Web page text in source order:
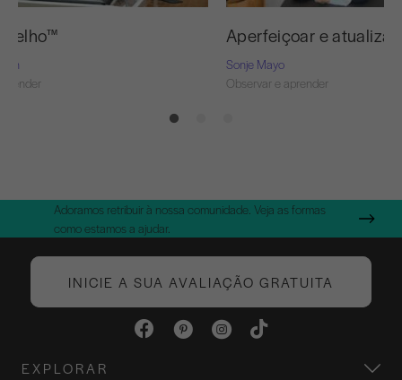
Aperfeiçoar e atualizar
Sonje Mayo
Observar e aprender
Adoramos retribuir à nossa comunidade. Veja as formas
como estamos a ajudar.
INICIE A SUA AVALIAÇÃO GRATUITA
EXPLORAR